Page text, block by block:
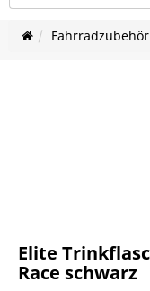
Fahrradzubehör
Elite
Race schwarz